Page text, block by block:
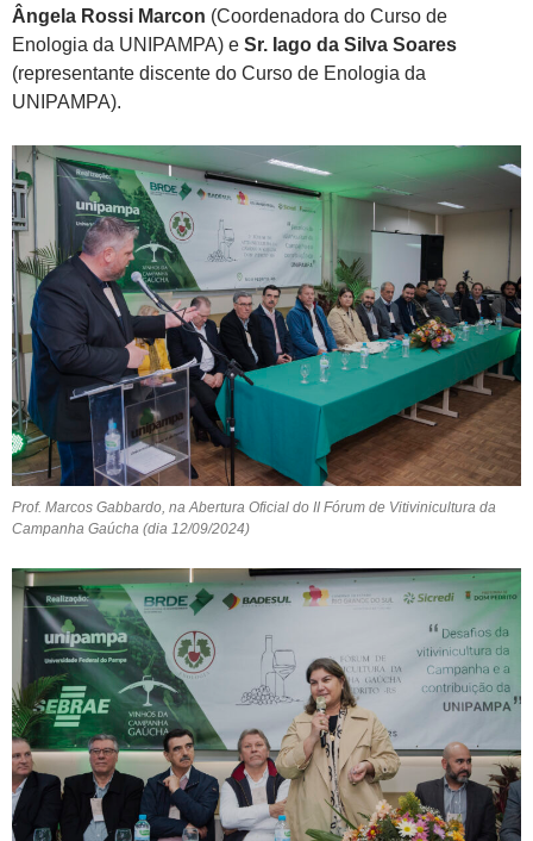
Ângela Rossi Marcon (Coordenadora do Curso de
Enologia da UNIPAMPA) e Sr. Iago da Silva Soares
(representante discente do Curso de Enologia da
UNIPAMPA).
Prof. Marcos Gabbardo, na Abertura Oficial do II Fórum de Vitivinicultura da
Campanha Gaúcha (dia 12/09/2024)